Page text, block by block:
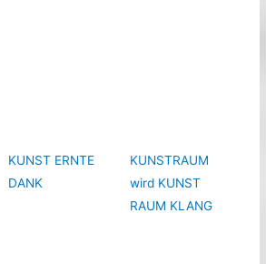
KUNST ERNTE
DANK
KUNSTRAUM
wird KUNST
RAUM KLANG